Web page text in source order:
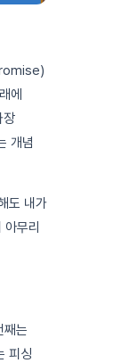
에
장
개념
도 내가
무리
째는
피싱